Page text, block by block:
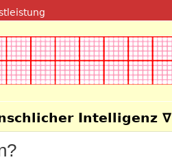
Inhalt
Intelligenz ∇